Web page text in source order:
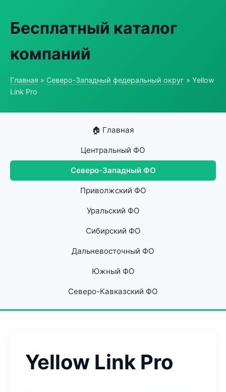
Бесплатный каталог
компаний
Главная » Северо-Западный федеральный округ » Yellow
Link Pro
🏠 Главная
Центральный ФО
Северо-Западный ФО
Приволжский ФО
Уральский ФО
Сибирский ФО
Дальневосточный ФО
Южный ФО
Северо-Кавказский ФО
Yellow Link Pro